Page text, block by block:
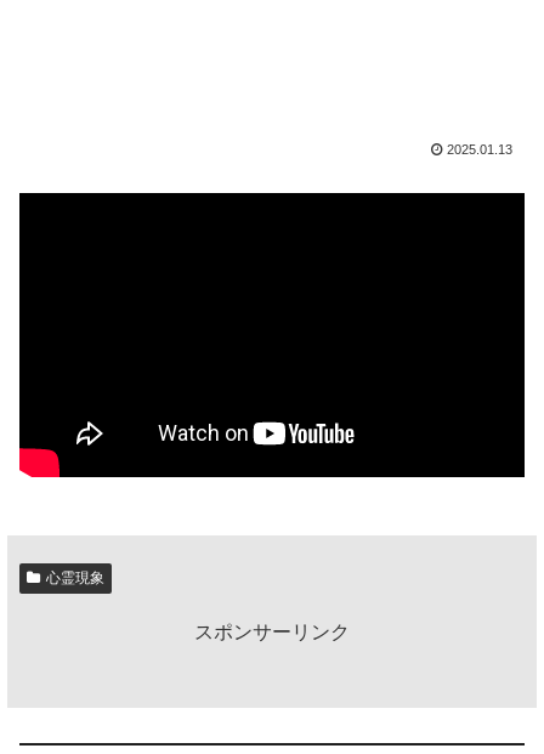
2025.01.13
心霊現象
スポンサーリンク